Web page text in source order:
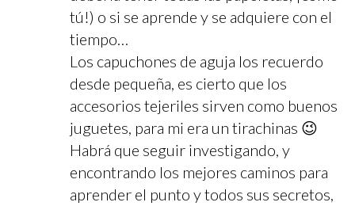
tú!) o si se aprende y se adquiere con el
tiempo…
Los capuchones de aguja los recuerdo
desde pequeña, es cierto que los
accesorios tejeriles sirven como buenos
juguetes, para mi era un tirachinas 😉
Habrá que seguir investigando, y
encontrando los mejores caminos para
aprender el punto y todos sus secretos,